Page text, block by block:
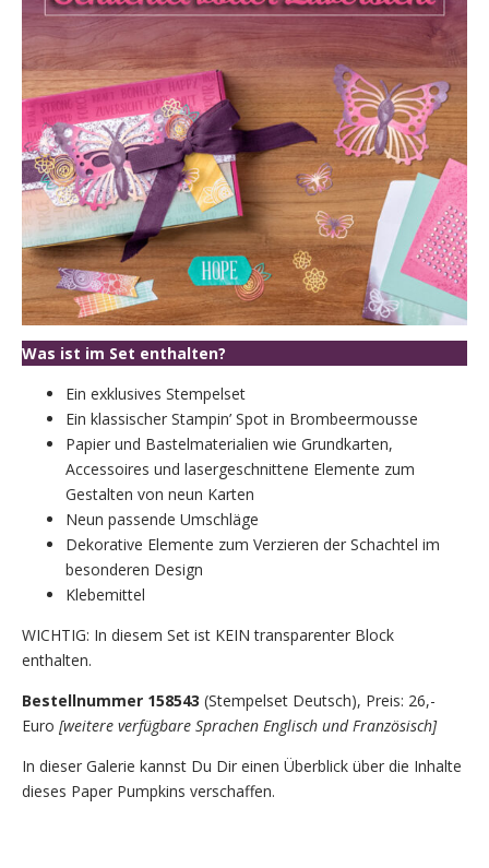
Was ist im Set enthalten?
Ein exklusives Stempelset
Ein klassischer Stampin’ Spot in Brombeermousse
Papier und Bastelmaterialien wie Grundkarten,
Accessoires und lasergeschnittene Elemente zum
Gestalten von neun Karten
Neun passende Umschläge
Dekorative Elemente zum Verzieren der Schachtel im
besonderen Design
Klebemittel
WICHTIG: In diesem Set ist KEIN transparenter Block
enthalten.
Bestellnummer 158543 (Stempelset Deutsch), Preis: 26,-
Euro [weitere verfügbare Sprachen Englisch und Französisch]
In dieser Galerie kannst Du Dir einen Überblick über die Inhalte
dieses Paper Pumpkins verschaffen.